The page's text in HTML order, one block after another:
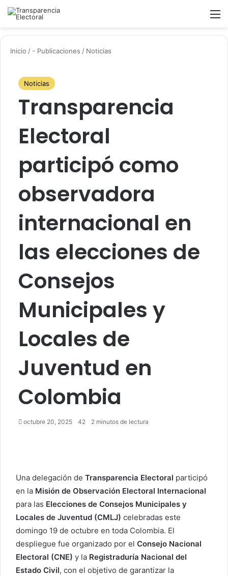
Inicio / - Publicaciones / Noticias
Noticias
Transparencia
Electoral
participó como
observadora
internacional en
las elecciones de
Consejos
Municipales y
Locales de
Juventud en
Colombia
octubre 20, 2025 42 2 minutos de lectura
Una delegación de Transparencia Electoral participó
en la Misión de Observación Electoral Internacional
para las Elecciones de Consejos Municipales y
Locales de Juventud (CMLJ) celebradas este
domingo 19 de octubre en toda Colombia. El
despliegue fue organizado por el Consejo Nacional
Electoral (CNE) y la Registraduría Nacional del
Estado Civil, con el objetivo de garantizar la